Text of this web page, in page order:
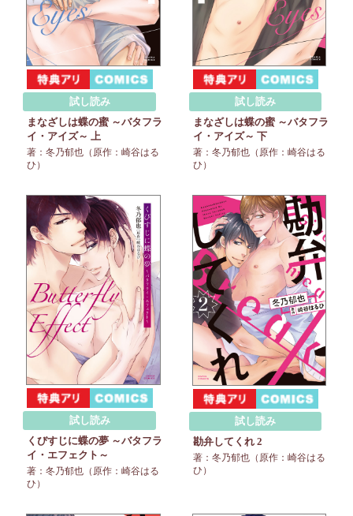
試し読み
まなざしは蝶の蜜 ～バタフラ
イ・アイズ～ 上
著：冬乃郁也（原作：崎谷はる
ひ）
試し読み
まなざしは蝶の蜜 ～バタフラ
イ・アイズ～ 下
著：冬乃郁也（原作：崎谷はる
ひ）
試し読み
くびすじに蝶の夢 ～バタフラ
イ・エフェクト～
著：冬乃郁也（原作：崎谷はる
ひ）
試し読み
勘弁してくれ 2
著：冬乃郁也（原作：崎谷はる
ひ）